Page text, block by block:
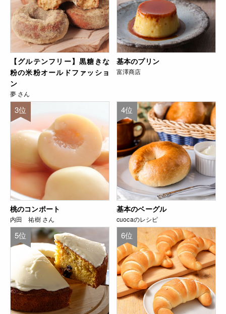
【グルテンフリー】黒糖きな
粉の米粉オールドファッショ
ン
夢 さん
基本のプリン
富澤商店
3位
桃のコンポート
内田 祐樹 さん
4位
基本のベーグル
cuocaのレシピ
5位 6位